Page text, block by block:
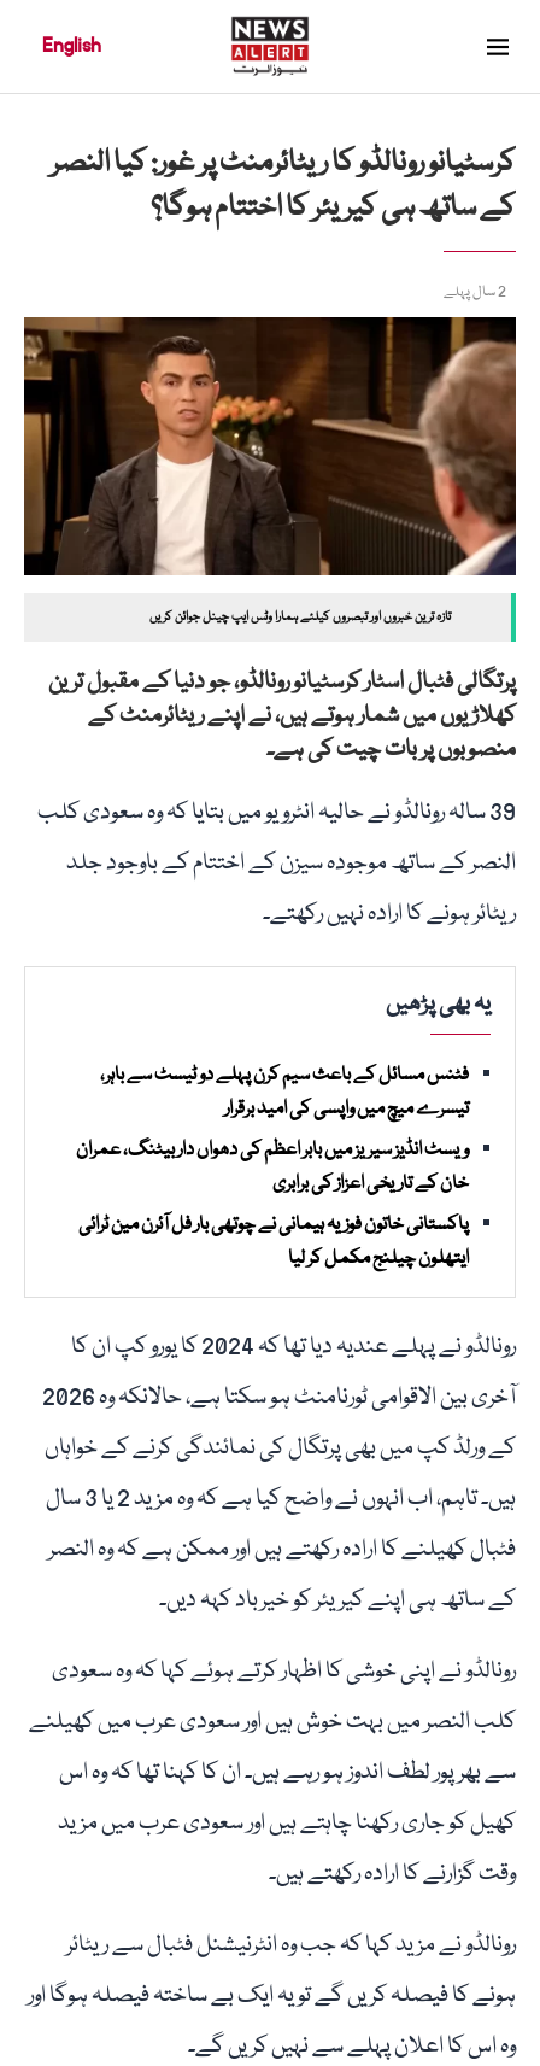
English
کرسٹیانو رونالڈو کا ریٹائرمنٹ پر غور: کیا النصر
کے ساتھ ہی کیریئر کا اختتام ہوگا؟
2 سال پہلے
تازہ ترین خبروں اور تبصروں کیلئے ہمارا وٹس ایپ چینل جوائن کریں
پرتگالی فٹبال اسٹار کرسٹیانو رونالڈو، جو دنیا کے مقبول ترین
کھلاڑیوں میں شمار ہوتے ہیں، نے اپنے ریٹائرمنٹ کے
منصوبوں پر بات چیت کی ہے۔
39 سالہ رونالڈو نے حالیہ انٹرویو میں بتایا کہ وہ سعودی کلب
النصر کے ساتھ موجودہ سیزن کے اختتام کے باوجود جلد
ریٹائر ہونے کا ارادہ نہیں رکھتے۔
یہ بھی پڑھیں
فٹنس مسائل کے باعث سیم کرن پہلے دو ٹیسٹ سے باہر،
تیسرے میچ میں واپسی کی امید برقرار
ویسٹ انڈیز سیریز میں بابر اعظم کی دھواں دار بیٹنگ، عمران
خان کے تاریخی اعزاز کی برابری
پاکستانی خاتون فوزیہ ہیمانی نے چوتھی بار فل آئرن مین ٹرائی
ایتھلون چیلنج مکمل کر لیا
رونالڈو نے پہلے عندیہ دیا تھا کہ 2024 کا یورو کپ ان کا
آخری بین الاقوامی ٹورنامنٹ ہو سکتا ہے، حالانکہ وہ 2026
کے ورلڈ کپ میں بھی پرتگال کی نمائندگی کرنے کے خواہاں
ہیں۔ تاہم، اب انہوں نے واضح کیا ہے کہ وہ مزید 2 یا 3 سال
فٹبال کھیلنے کا ارادہ رکھتے ہیں اور ممکن ہے کہ وہ النصر
کے ساتھ ہی اپنے کیریئر کو خیرباد کہہ دیں۔
رونالڈو نے اپنی خوشی کا اظہار کرتے ہوئے کہا کہ وہ سعودی
کلب النصر میں بہت خوش ہیں اور سعودی عرب میں کھیلنے
سے بھرپور لطف اندوز ہو رہے ہیں۔ ان کا کہنا تھا کہ وہ اس
کھیل کو جاری رکھنا چاہتے ہیں اور سعودی عرب میں مزید
وقت گزارنے کا ارادہ رکھتے ہیں۔
رونالڈو نے مزید کہا کہ جب وہ انٹرنیشنل فٹبال سے ریٹائر
ہونے کا فیصلہ کریں گے تو یہ ایک بے ساختہ فیصلہ ہوگا اور
وہ اس کا اعلان پہلے سے نہیں کریں گے۔